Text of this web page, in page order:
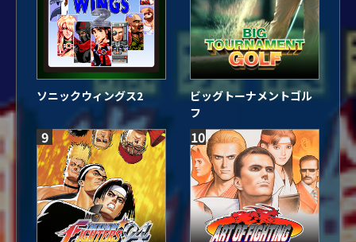
ソニックウィングス2
ビッグトーナメントゴル
フ
9 10